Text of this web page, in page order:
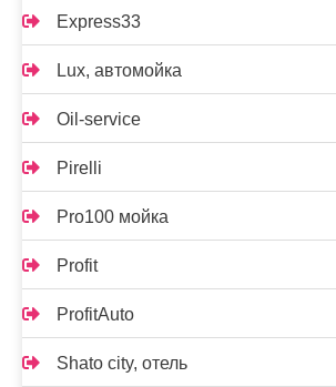
Express33
Lux, автомойка
Oil-service
Pirelli
Pro100 мойка
Profit
ProfitAuto
Shato city, отель